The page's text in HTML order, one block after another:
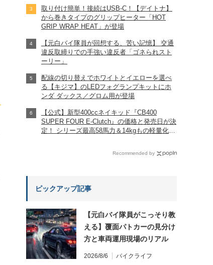
取り付け簡単！接続はUSB-C！【デイトナ】
から巻きタイプのグリップヒーター「HOT
GRIP WRAP HEAT」が登場
【元白バイ隊員が回想する、苦い記憶】 交通
違反取締りでの手強い違反者「ゴネられスト
ーリー」
配線の切り替えでホワイトとイエローを選べ
る【キジマ】のLEDフォグランプキットにホ
ンダ ダックス／グロム用が登場
【公式】新型400ccネイキッド『CB400
SUPER FOUR E-Clutch』の価格と発売日が決
定！ シリーズ最高58馬力＆14kgもの軽量化!?
Recommended by
ピックアップ記事
【元白バイ隊員がこっそり教
える】覆面パトカーの見分け
方と車両運用現場のリアル
2026/8/6 バイクライフ